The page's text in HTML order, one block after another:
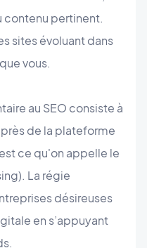
contenu pertinent.
sites évoluant dans
vous.
au SEO consiste à
de la plateforme
ce qu'on appelle le
La régie
désireuses
en s’appuyant